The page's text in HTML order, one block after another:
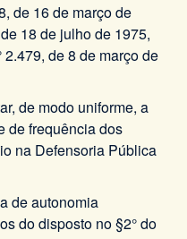
de 16 de março de
18 de julho de 1975,
de 8 de março de
de modo uniforme, a
de frequência dos
na Defensoria Pública
de autonomia
do disposto no §2° do